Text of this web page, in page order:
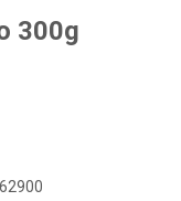
300g